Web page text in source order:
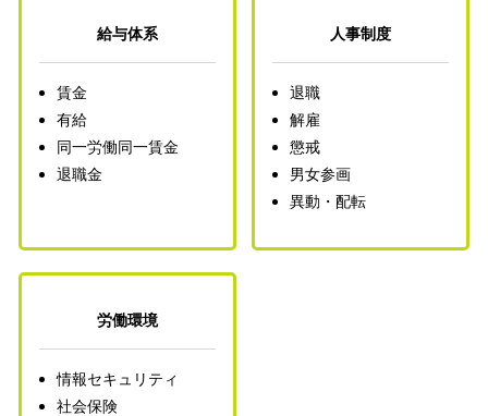
給与体系
賃金
有給
同一労働同一賃金
退職金
人事制度
退職
解雇
懲戒
男女参画
異動・配転
労働環境
情報セキュリティ
社会保険